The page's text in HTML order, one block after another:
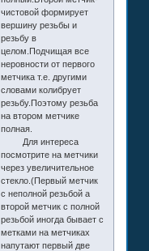
чистовой формирует
вершину резьбы и
резьбу в
целом.Подчищая все
неровности от первого
метчика т.е. другими
словами колибрует
резьбу.Поэтому резьба
на втором метчике
полная.
Для интереса
посмотрите на метчики
через увеличительное
стекло.(Первый метчик
с неполной резьбой а
второй метчик с полной
резьбой иногда бывает с
метками на метчиках
напутают первый две